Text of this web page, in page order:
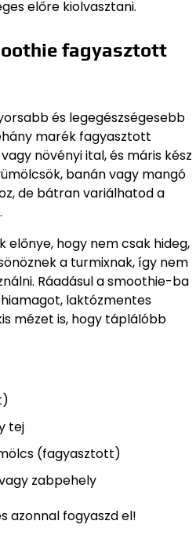
előre kiolvasztani.
fagyasztott
és legegészségesebb
marék fagyasztott
növényi ital, és máris kész
banán vagy mangó
de bátran variálhatod a
hogy nem csak hideg,
a turmixnak, így nem
Ráadásul a smoothie-ba
laktózmentes
mézet is, hogy táplálóbb
tej
(fagyasztott)
zabpehely
azonnal fogyaszd el!